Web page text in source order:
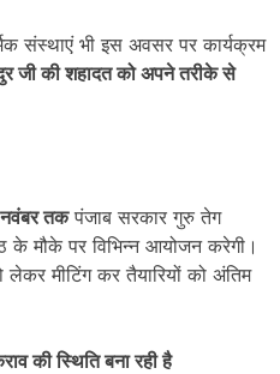
संस्थाएं भी इस अवसर पर कार्यक्रम
जी की शहादत को अपने तरीके से
नवंबर तकपंजाब सरकार गुरु तेग
के मौके पर विभिन्न आयोजन करेगी।
लेकर मीटिंग कर तैयारियों को अंतिम
की स्थिति बना रही है